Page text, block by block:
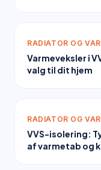
RADIATOR OG
Varmeveksler i
valg til dit hjem
RADIATOR OG
VVS-isolering:
af varmetab og